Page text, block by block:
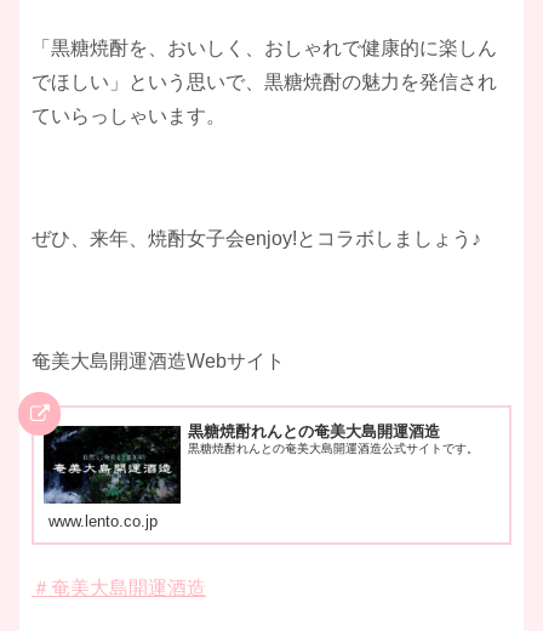
「黒糖焼酎を、おいしく、おしゃれで健康的に楽しん
でほしい」という思いで、黒糖焼酎の魅力を発信され
ていらっしゃいます。
ぜひ、来年、焼酎女子会enjoy!とコラボしましょう♪
奄美大島開運酒造Webサイト
黒糖焼酎れんとの奄美大島開運酒造
黒糖焼酎れんとの奄美大島開運酒造公式サイトです。
www.lento.co.jp
＃奄美大島開運酒造